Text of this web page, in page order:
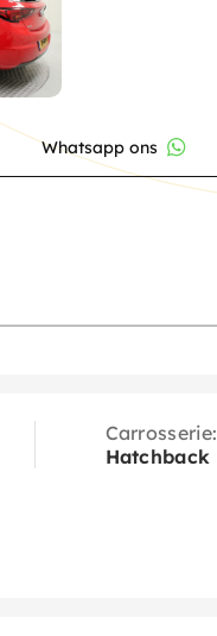
Whatsapp ons
Carrosserie:
Hatchback